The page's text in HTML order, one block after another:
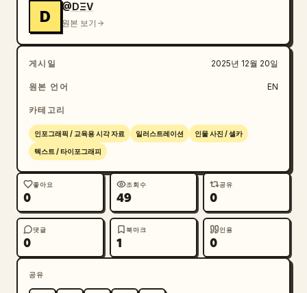
D
@DΞV
원본 보기
게시일 2025년 12월 20일
원본 언어 EN
카테고리
인포그래픽 / 교육용 시각 자료 일러스트레이션 인물 사진 / 셀카
텍스트 / 타이포그래피
좋아요
0
조회수
49
공유
0
댓글
0
북마크
1
인용
0
공유